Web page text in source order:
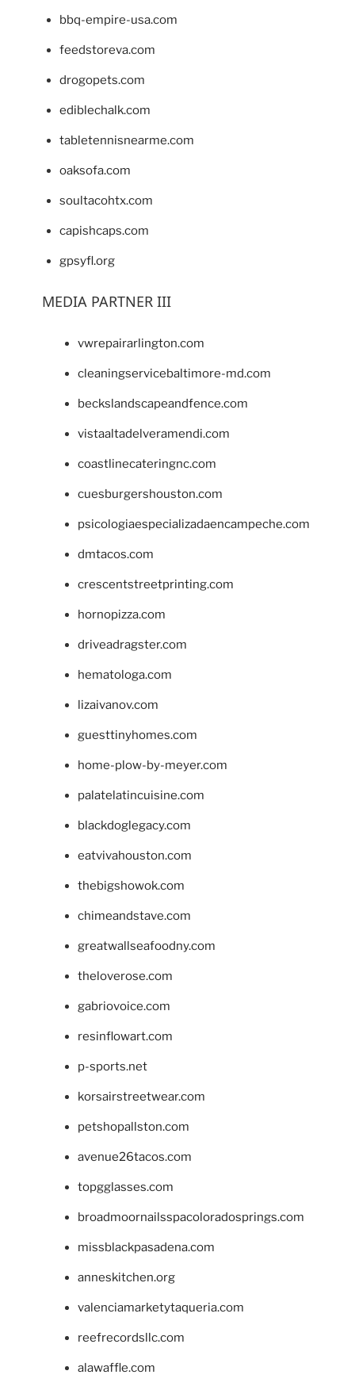
bbq-empire-usa.com
feedstoreva.com
drogopets.com
ediblechalk.com
tabletennisnearme.com
oaksofa.com
soultacohtx.com
capishcaps.com
gpsyfl.org
MEDIA PARTNER III
vwrepairarlington.com
cleaningservicebaltimore-md.com
beckslandscapeandfence.com
vistaaltadelveramendi.com
coastlinecateringnc.com
cuesburgershouston.com
psicologiaespecializadaencampeche.com
dmtacos.com
crescentstreetprinting.com
hornopizza.com
driveadragster.com
hematologa.com
lizaivanov.com
guesttinyhomes.com
home-plow-by-meyer.com
palatelatincuisine.com
blackdoglegacy.com
eatvivahouston.com
thebigshowok.com
chimeandstave.com
greatwallseafoodny.com
theloverose.com
gabriovoice.com
resinflowart.com
p-sports.net
korsairstreetwear.com
petshopallston.com
avenue26tacos.com
topgglasses.com
broadmoornailsspacoloradosprings.com
missblackpasadena.com
anneskitchen.org
valenciamarketytaqueria.com
reefrecordsllc.com
alawaffle.com